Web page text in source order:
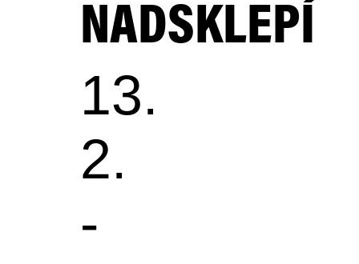
NADSKLEPÍ
13.
2.
-